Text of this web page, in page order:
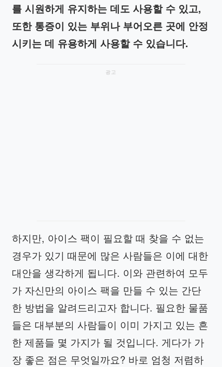
를 시원하게 유지하는 데도 사용할 수 있고,
또한 통증이 있는 부위나 부어오른 곳에 안정
시키는 데 유용하게 사용할 수 있습니다.
광고
하지만, 아이스 팩이 필요할 때 찾을 수 없는
경우가 있기 때문에 많은 사람들은 이에 대한
대안을 생각하게 됩니다. 이와 관련하여 모두
가 자신만의 아이스 팩을 만들 수 있는 간단
한 방법을 알려드리고자 합니다. 필요한 물품
들은 대부분의 사람들이 이미 가지고 있는 흔
한 제품들 몇 가지가 될 것입니다. 게다가 가
장 좋은 점은 무엇일까요? 바로 엄청 저렴하